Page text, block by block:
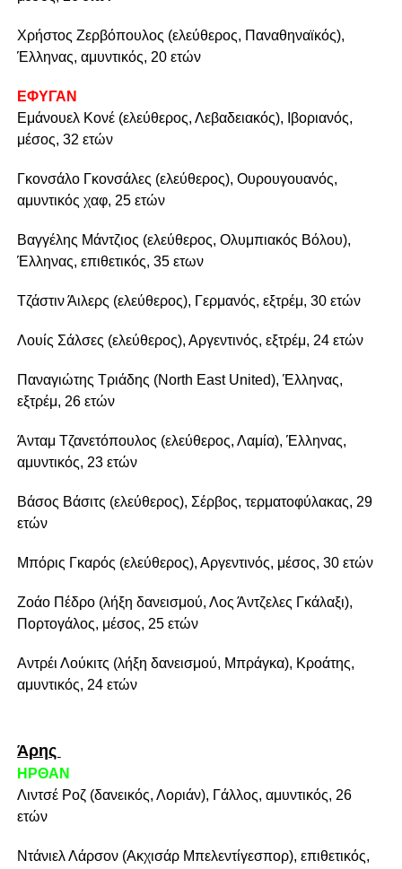
Χρήστος Ζερβόπουλος (ελεύθερος, Παναθηναϊκός),
Έλληνας, αμυντικός, 20 ετών
ΕΦΥΓΑΝ
Εμάνουελ Κονέ (ελεύθερος, Λεβαδειακός), Ιβοριανός,
μέσος, 32 ετών
Γκονσάλο Γκονσάλες (ελεύθερος), Ουρουγουανός,
αμυντικός χαφ, 25 ετών
Βαγγέλης Μάντζιος (ελεύθερος, Ολυμπιακός Βόλου),
Έλληνας, επιθετικός, 35 ετων
Τζάστιν Άιλερς (ελεύθερος), Γερμανός, εξτρέμ, 30 ετών
Λουίς Σάλσες (ελεύθερος), Αργεντινός, εξτρέμ, 24 ετών
Παναγιώτης Τριάδης (North East United), Έλληνας,
εξτρέμ, 26 ετών
Άνταμ Τζανετόπουλος (ελεύθερος, Λαμία), Έλληνας,
αμυντικός, 23 ετών
Βάσος Βάσιτς (ελεύθερος), Σέρβος, τερματοφύλακας, 29
ετών
Μπόρις Γκαρός (ελεύθερος), Αργεντινός, μέσος, 30 ετών
Ζοάο Πέδρο (λήξη δανεισμού, Λος Άντζελες Γκάλαξι),
Πορτογάλος, μέσος, 25 ετών
Αντρέι Λούκιτς (λήξη δανεισμού, Μπράγκα), Κροάτης,
αμυντικός, 24 ετών
Άρης
ΗΡΘΑΝ
Λιντσέ Ροζ (δανεικός, Λοριάν), Γάλλος, αμυντικός, 26
ετών
Ντάνιελ Λάρσον (Ακχισάρ Μπελεντίγεσπορ), επιθετικός,